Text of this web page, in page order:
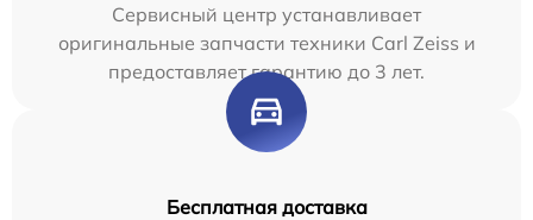
Сервисный центр устанавливает
оригинальные запчасти техники Carl Zeiss и
предоставляет гарантию до 3 лет.
Бесплатная доставка